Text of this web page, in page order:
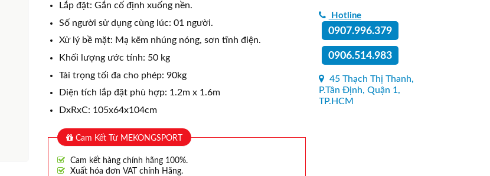
Lắp đặt: Gắn cố định xuống nền.
Số người sử dụng cùng lúc: 01 người.
Xử lý bề mặt: Mạ kẽm nhúng nóng, sơn tĩnh điện.
Khối lượng ước tính: 50 kg
Tải trọng tối đa cho phép: 90kg
Diện tích lắp đặt phù hợp: 1.2m x 1.6m
DxRxC: 105x64x104cm
Cam Kết Từ MEKONGSPORT
Cam kết hàng chính hãng 100%.
Xuất hóa đơn VAT chính Hãng.
Hotline
0907.996.379
0906.514.983
45 Thạch Thị Thanh,
P.Tân Định, Quận 1,
TP.HCM